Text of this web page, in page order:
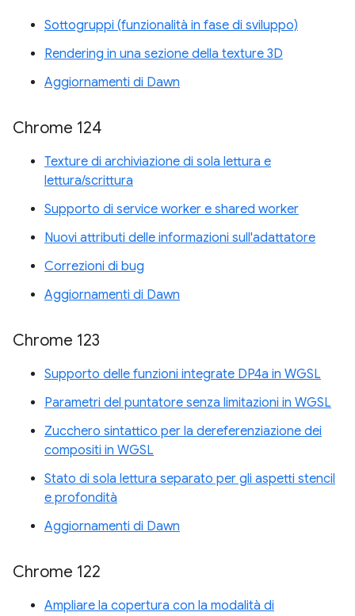
Sottogruppi (funzionalità in fase di sviluppo)
Rendering in una sezione della texture 3D
Aggiornamenti di Dawn
Chrome 124
Texture di archiviazione di sola lettura e
lettura/scrittura
Supporto di service worker e shared worker
Nuovi attributi delle informazioni sull'adattatore
Correzioni di bug
Aggiornamenti di Dawn
Chrome 123
Supporto delle funzioni integrate DP4a in WGSL
Parametri del puntatore senza limitazioni in WGSL
Zucchero sintattico per la dereferenziazione dei
compositi in WGSL
Stato di sola lettura separato per gli aspetti stencil
e profondità
Aggiornamenti di Dawn
Chrome 122
Ampliare la copertura con la modalità di